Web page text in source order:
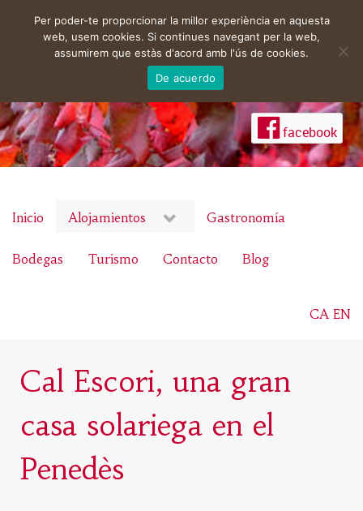
facebook
Inicio Alojamientos Gastronomía
Bodegas Turismo Contacto Blog
CA EN
Cal Escori, una gran
casa solariega en el
Penedès
Per poder-te proporcionar la millor experiència en aquesta
web, usem cookies. Si continues navegant per la web,
assumirem que estàs d'acord amb l'ús de cookies.
De acuerdo